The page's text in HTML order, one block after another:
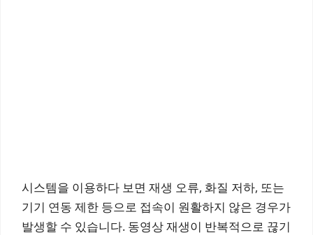
시스템을 이용하다 보면 재생 오류, 화질 저하, 또는
기기 연동 제한 등으로 접속이 원활하지 않은 경우가
발생할 수 있습니다. 동영상 재생이 반복적으로 끊기